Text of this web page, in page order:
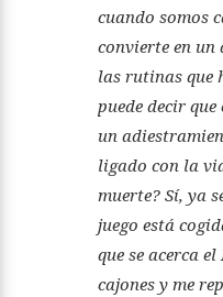
cuando somos
convierte en un
las rutinas que
puede decir
un
ligado con la
muerte? Sí, ya
juego está
que se acerca
cajones y me